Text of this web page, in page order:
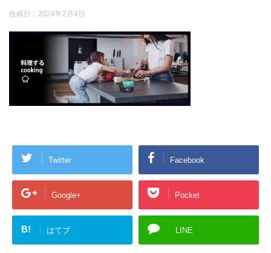
投稿日： 2024年2月4日
Twitter Facebook
Google+ Pocket
B! はてブ LINE